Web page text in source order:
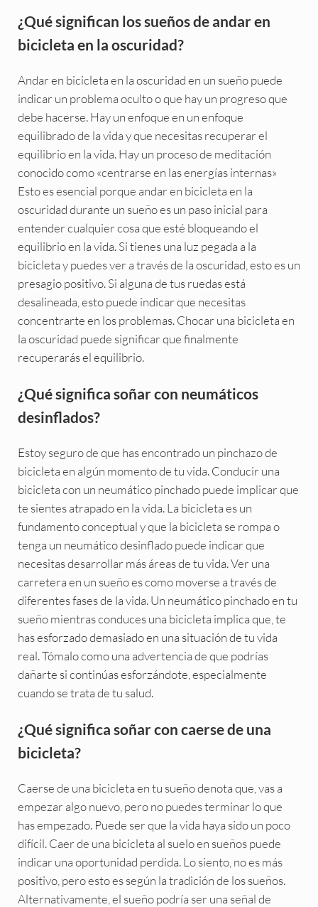
¿Qué significan los sueños de andar en
bicicleta en la oscuridad?
Andar en bicicleta en la oscuridad en un sueño puede
indicar un problema oculto o que hay un progreso que
debe hacerse. Hay un enfoque en un enfoque
equilibrado de la vida y que necesitas recuperar el
equilibrio en la vida. Hay un proceso de meditación
conocido como «centrarse en las energías internas»
Esto es esencial porque andar en bicicleta en la
oscuridad durante un sueño es un paso inicial para
entender cualquier cosa que esté bloqueando el
equilibrio en la vida. Si tienes una luz pegada a la
bicicleta y puedes ver a través de la oscuridad, esto es un
presagio positivo. Si alguna de tus ruedas está
desalineada, esto puede indicar que necesitas
concentrarte en los problemas. Chocar una bicicleta en
la oscuridad puede significar que finalmente
recuperarás el equilibrio.
¿Qué significa soñar con neumáticos
desinflados?
Estoy seguro de que has encontrado un pinchazo de
bicicleta en algún momento de tu vida. Conducir una
bicicleta con un neumático pinchado puede implicar que
te sientes atrapado en la vida. La bicicleta es un
fundamento conceptual y que la bicicleta se rompa o
tenga un neumático desinflado puede indicar que
necesitas desarrollar más áreas de tu vida. Ver una
carretera en un sueño es como moverse a través de
diferentes fases de la vida. Un neumático pinchado en tu
sueño mientras conduces una bicicleta implica que, te
has esforzado demasiado en una situación de tu vida
real. Tómalo como una advertencia de que podrías
dañarte si continúas esforzándote, especialmente
cuando se trata de tu salud.
¿Qué significa soñar con caerse de una
bicicleta?
Caerse de una bicicleta en tu sueño denota que, vas a
empezar algo nuevo, pero no puedes terminar lo que
has empezado. Puede ser que la vida haya sido un poco
difícil. Caer de una bicicleta al suelo en sueños puede
indicar una oportunidad perdida. Lo siento, no es más
positivo, pero esto es según la tradición de los sueños.
Alternativamente, el sueño podría ser una señal de